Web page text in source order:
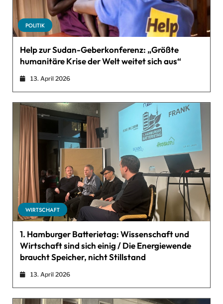
POLITIK
Help zur Sudan-Geberkonferenz: „Größte
humanitäre Krise der Welt weitet sich aus“
13. April 2026
WIRTSCHAFT
1. Hamburger Batterietag: Wissenschaft und
Wirtschaft sind sich einig / Die Energiewende
braucht Speicher, nicht Stillstand
13. April 2026